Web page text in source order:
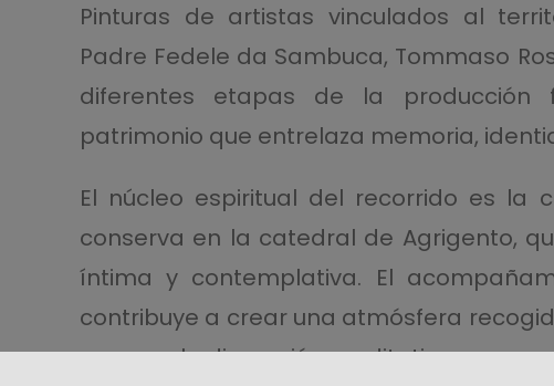
Pinturas de artistas vinculados al
Padre Fedele da Sambuca, Tommaso
diferentes etapas de la producción
patrimonio que entrelaza memoria,
El núcleo espiritual del recorrido es la
conserva en la catedral de Agrigento,
íntima y contemplativa. El
contribuye a crear una atmósfera
se une a la dimensión meditativa.